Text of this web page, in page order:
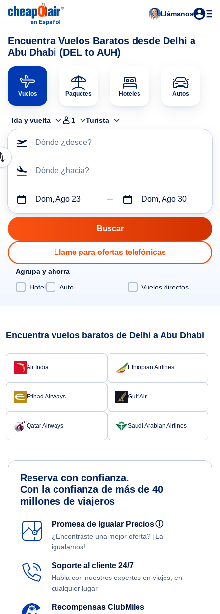
Llámanos
Encuentra Vuelos Baratos desde Delhi a
Abu Dhabi (DEL to AUH)
Vuelos Paquetes Hoteles Autos
Ida y vuelta 1 Turista
Dónde ¿desde?
Dónde ¿hacia?
Dom, Ago 23 Dom, Ago 30
Llame para ofertas telefónicas
Agrupa y ahorra
Hotel
Auto Vuelos directos
Encuentra vuelos baratos de Delhi a Abu Dhabi
Air India Ethiopian Airlines
Etihad Airways Gulf Air
Qatar Airways Saudi Arabian Airlines
Reserva con confianza.
Con la confianza de más de 40
millones de viajeros
Promesa de Igualar Preciosⓘ
¿Encontraste una mejor oferta? ¡La
igualamos!
Soporte al cliente 24/7
Habla con nuestros expertos en viajes, en
cualquier lugar
Recompensas ClubMiles